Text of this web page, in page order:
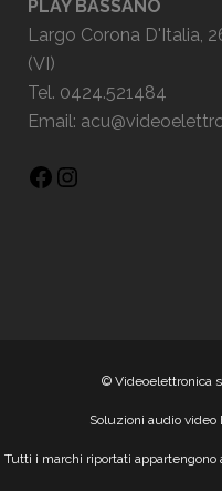
PLAY BASSANO
Largo Corona D'Italia,
(VI)
Tel. 0424.521484
Email:
© Videoelettronica
Soluzioni audio
Tutti i marchi riportati